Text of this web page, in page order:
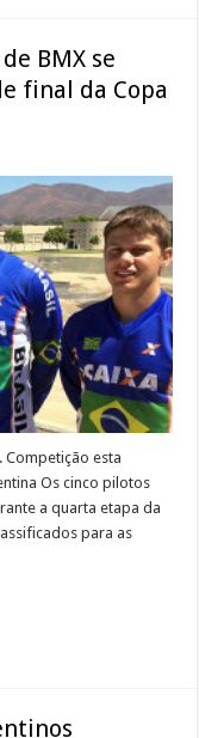
BMX se
final da Copa
Competição esta
Os cinco pilotos
a quarta etapa da
para as